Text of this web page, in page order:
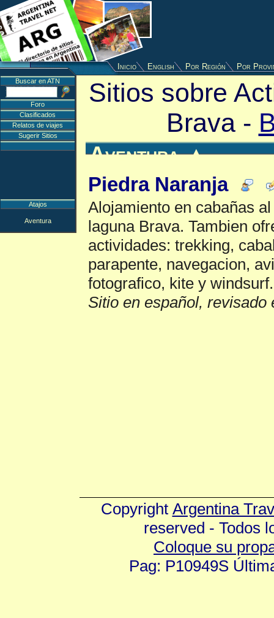
Inicio English Por Región Por
Sitios sobre
Brava -
Aventura▲
Piedra Naranja
Alojamiento en cabañas
laguna Brava. Tambien
actividades: trekking,
parapente, navegacion,
fotografico, kite y windsurf.
Sitio en español, revisado
Buscar en ATN
Foro
Clasificados
Relatos de viajes
Sugerir Sitios
Atajos
Aventura
Copyright Argentina
reserved - Todos
Coloque su
Pag: P10949S